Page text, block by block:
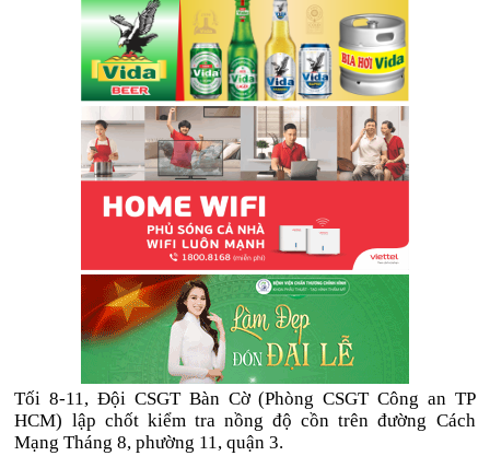
Tối 8-11, Đội CSGT Bàn Cờ (Phòng CSGT Công an TP
HCM) lập chốt kiểm tra nồng độ cồn trên đường Cách
Mạng Tháng 8, phường 11, quận 3.